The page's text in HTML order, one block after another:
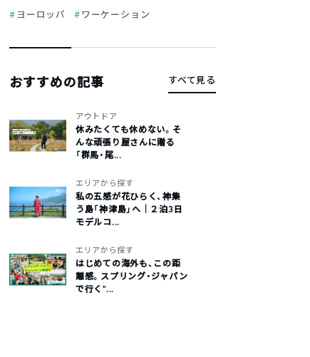
ヨーロッパ
ワーケーション
おすすめの記事 すべて見る
アウトドア
休みたくても休めない。そ
んな頑張り屋さんに贈る
「群馬・尾...
エリアから探す
私の五感が花ひらく、神集
う島「神津島」へ｜２泊3日
モデルコ...
エリアから探す
はじめての海外も、この距
離感。スプリング・ジャパン
で行く“...